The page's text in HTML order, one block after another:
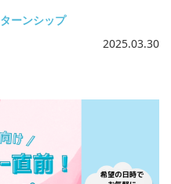
ーンシップ
2025.03.30